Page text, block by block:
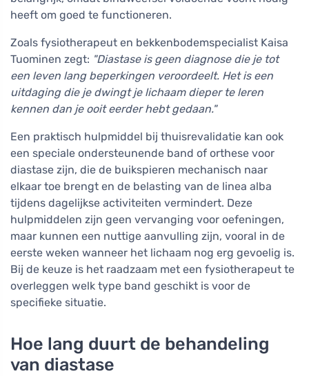
heeft om goed te functioneren.
Zoals fysiotherapeut en bekkenbodemspecialist Kaisa
Tuominen zegt: "Diastase is geen diagnose die je tot
een leven lang beperkingen veroordeelt. Het is een
uitdaging die je dwingt je lichaam dieper te leren
kennen dan je ooit eerder hebt gedaan."
Een praktisch hulpmiddel bij thuisrevalidatie kan ook
een speciale ondersteunende band of orthese voor
diastase zijn, die de buikspieren mechanisch naar
elkaar toe brengt en de belasting van de linea alba
tijdens dagelijkse activiteiten vermindert. Deze
hulpmiddelen zijn geen vervanging voor oefeningen,
maar kunnen een nuttige aanvulling zijn, vooral in de
eerste weken wanneer het lichaam nog erg gevoelig is.
Bij de keuze is het raadzaam met een fysiotherapeut te
overleggen welk type band geschikt is voor de
specifieke situatie.
Hoe lang duurt de behandeling
van diastase